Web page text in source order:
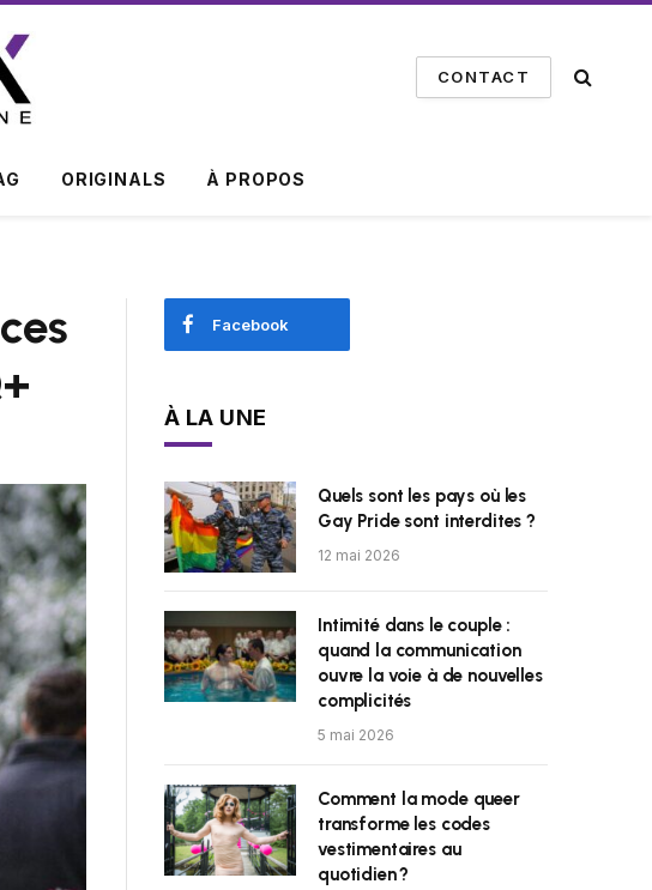
CONTACT
ORIGINALS À PROPOS
Facebook
À LA UNE
Quels sont les pays où les
Gay Pride sont interdites ?
12 mai 2026
Intimité dans le couple :
quand la communication
ouvre la voie à de nouvelles
complicités
5 mai 2026
Comment la mode queer
transforme les codes
vestimentaires au
quotidien ?